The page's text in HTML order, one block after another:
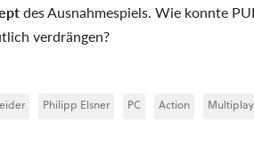
des Ausnahmespiels. Wie konnte
verdrängen?
Philipp Elsner PC Action